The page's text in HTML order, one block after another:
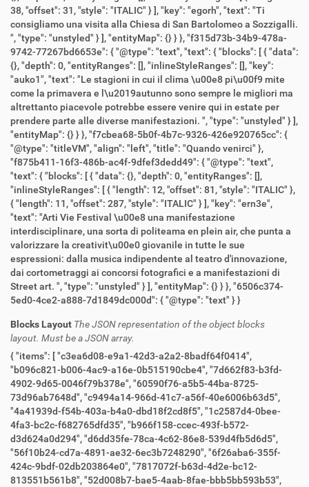
Blocks Layout The JSON representation of the object blocks
layout. Must be a JSON array.
{ "items": [ "c3ea6d08-e9a1-42d3-a2a2-8badf64f0414",
"b096c821-b006-4ac9-a16e-0b515190cbe4", "7d662f83-b3fd-
4902-9d65-0046f79b378e", "60590f76-a5b5-44ba-8725-
73d96ab7648d", "c9494a14-966d-41c7-a56f-40e6006b63d5",
"4a41939d-f54b-403a-b4a0-dbd18f2cd8f5", "1c2587d4-0bee-
4fa3-bc2c-f682765dfd35", "b966f158-ccec-493f-b572-
d3d624a0d294", "d6dd35fe-78ca-4c62-86e8-539d4fb5d6d5",
"56f10b24-cd7a-4891-ae32-6ec3b7248290", "6f26aba6-355f-
424c-9bdf-02db203864e0", "7817072f-b63d-4d2e-bc12-
813551b561b8", "52d008b7-bae5-4aab-8fae-bbb5bb593b53",